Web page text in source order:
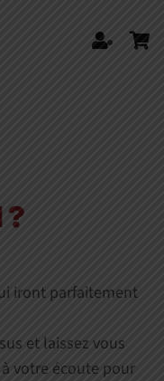
?
iront parfaitement
et laissez vous
votre écoute pour